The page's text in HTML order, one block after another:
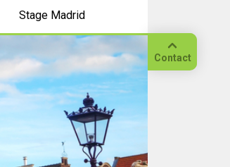
Contact
Stage Madrid